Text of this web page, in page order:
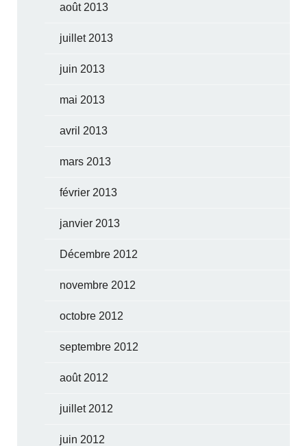
août 2013
juillet 2013
juin 2013
mai 2013
avril 2013
mars 2013
février 2013
janvier 2013
Décembre 2012
novembre 2012
octobre 2012
septembre 2012
août 2012
juillet 2012
juin 2012